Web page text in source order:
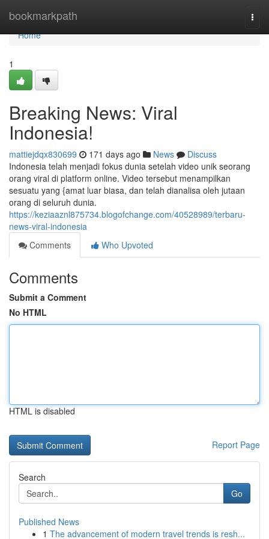
bookmarkpath
Home
Home
1
Breaking News: Viral
Indonesia!
mattiejdqx830699 171 days ago News
Discuss
Indonesia telah menjadi fokus dunia setelah video unik seorang
orang viral di platform online. Video tersebut menampilkan
sesuatu yang {amat luar biasa, dan telah dianalisa oleh jutaan
orang di seluruh dunia.
https://keziaaznl875734.blogofchange.com/40528989/terbaru-
news-viral-indonesia
Comments
Who Upvoted
Comments
Submit a Comment
No HTML
HTML is disabled
Report Page
Search
Go
Published News
1 The advancement of modern travel trends is resh...